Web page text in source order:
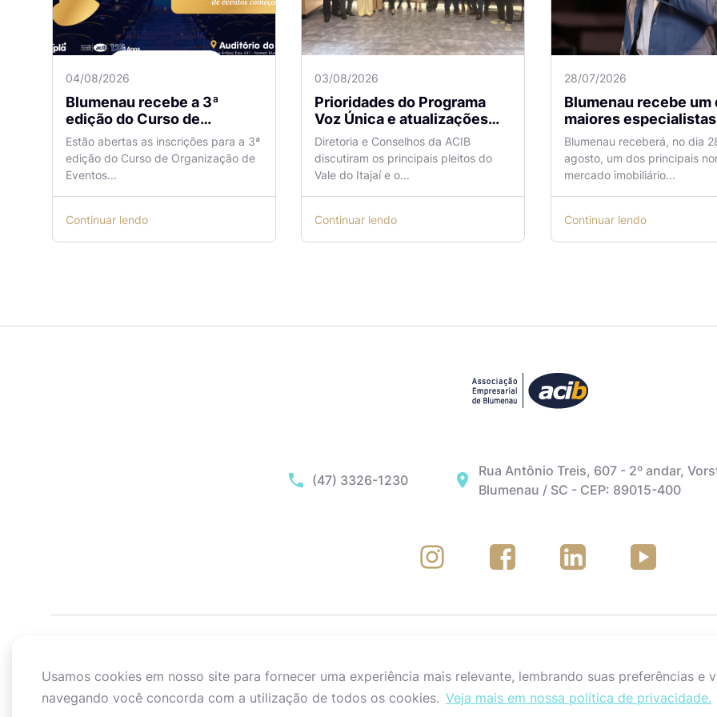
04/08/2026
Blumenau recebe a 3ª
edição do Curso de
Organização de Eventos
Lilian Ribeiro
Estão abertas as inscrições para a 3ª
edição do Curso de Organização de
Eventos...
Continuar lendo
03/08/2026
Prioridades do Programa
Voz Única e atualizações
sobre o Aeroporto de
Navegantes são temas de
reunião na ACIB
Diretoria e Conselhos da ACIB
discutiram os principais pleitos do
Vale do Itajaí e o...
Continuar lendo
28/07/2026
Blumenau recebe um
maiores especialistas em
vendas do mercado
imobiliário
Blumenau receberá, no dia
agosto, um dos principais
mercado imobiliário...
Continuar lendo
(47) 3326-1230
Rua Antônio Treis, 607 - 2º andar,
Blumenau / SC - CEP: 89015-400
Usamos cookies em nosso site para fornecer uma experiência mais relevante, lembrando suas preferências e
navegando você concorda com a utilização de todos os cookies. Veja mais em nossa política de privacidade.